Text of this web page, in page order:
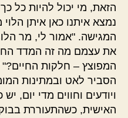
הזאת, מי יכול להיות כל
נמצא איתנו כאן איתן
המגישה. "אמור לי, מר
את עצמם מה זה המדד
המפוצץ – חלקות
הסביר לאט ובמתינות
ויודעים וחווים מדי יום,
האישית, כשהתעוררת